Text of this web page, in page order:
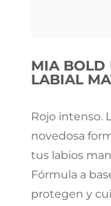
MIA BOLD
LABIAL
Rojo intenso.
novedosa
tus labios
Fórmula a
protegen y